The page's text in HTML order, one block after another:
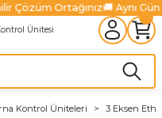
Çözüm Ortağınız🚚 Aynı
Lazer Ürünleri
Fiber Lazer Kesim Kafaları
Kontrol Üniteleri 3 Eksen